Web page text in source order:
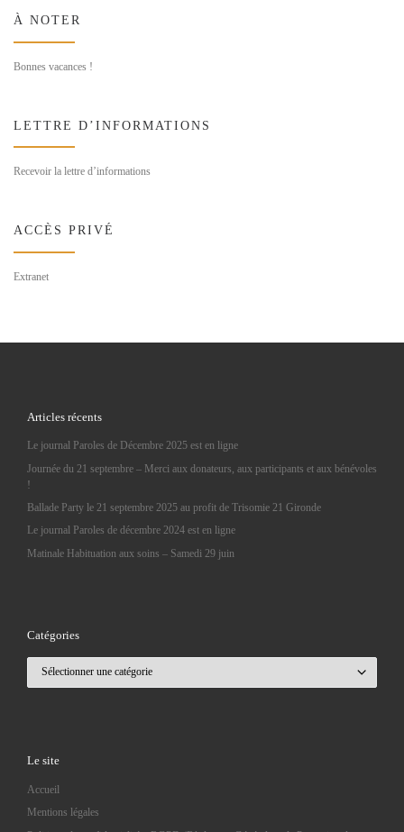
À NOTER
Bonnes vacances !
LETTRE D’INFORMATIONS
Recevoir la lettre d’informations
ACCÈS PRIVÉ
Extranet
Articles récents
Le journal Paroles de Décembre 2025 est en ligne
Journée du 21 septembre – Merci aux donateurs, aux participants et aux bénévoles
!
Ballade Party le 21 septembre 2025 au profit de Trisomie 21 Gironde
Le journal Paroles de décembre 2024 est en ligne
Matinale Habituation aux soins – Samedi 29 juin
Catégories
Le site
Accueil
Mentions légales